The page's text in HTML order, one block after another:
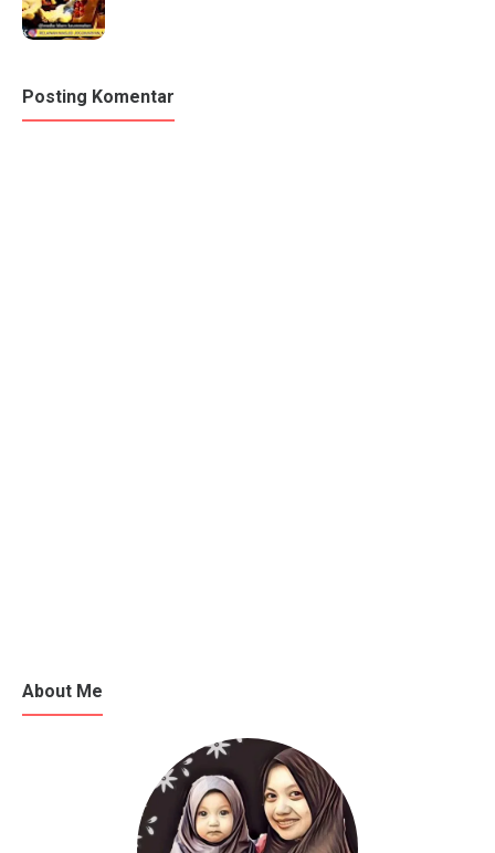
Posting Komentar
About Me